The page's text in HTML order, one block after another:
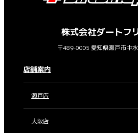
株式会社ダートフ
〒489-0005 愛知県瀬戸市中
店舗案内
瀬戸店
大阪店